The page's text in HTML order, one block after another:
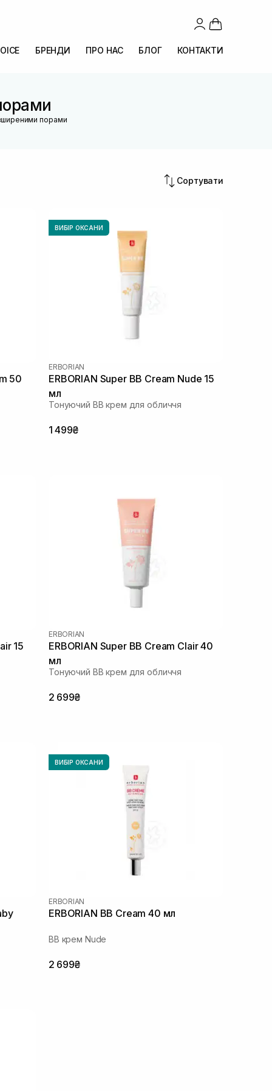
БРЕНДИ ПРО НАС БЛОГ КОНТАКТИ
порами
Сортувати
50
ВИБІР ОКСАНИ
ERBORIAN
ERBORIAN Super ВВ Cream Nude 15
мл
Тонуючий BB крем для обличчя
1 499₴
15
ERBORIAN
ERBORIAN Super ВВ Cream Clair 40
мл
Тонуючий BB крем для обличчя
2 699₴
ВИБІР ОКСАНИ
ERBORIAN
ERBORIAN BB Cream 40 мл
ВВ крем Nude
2 699₴